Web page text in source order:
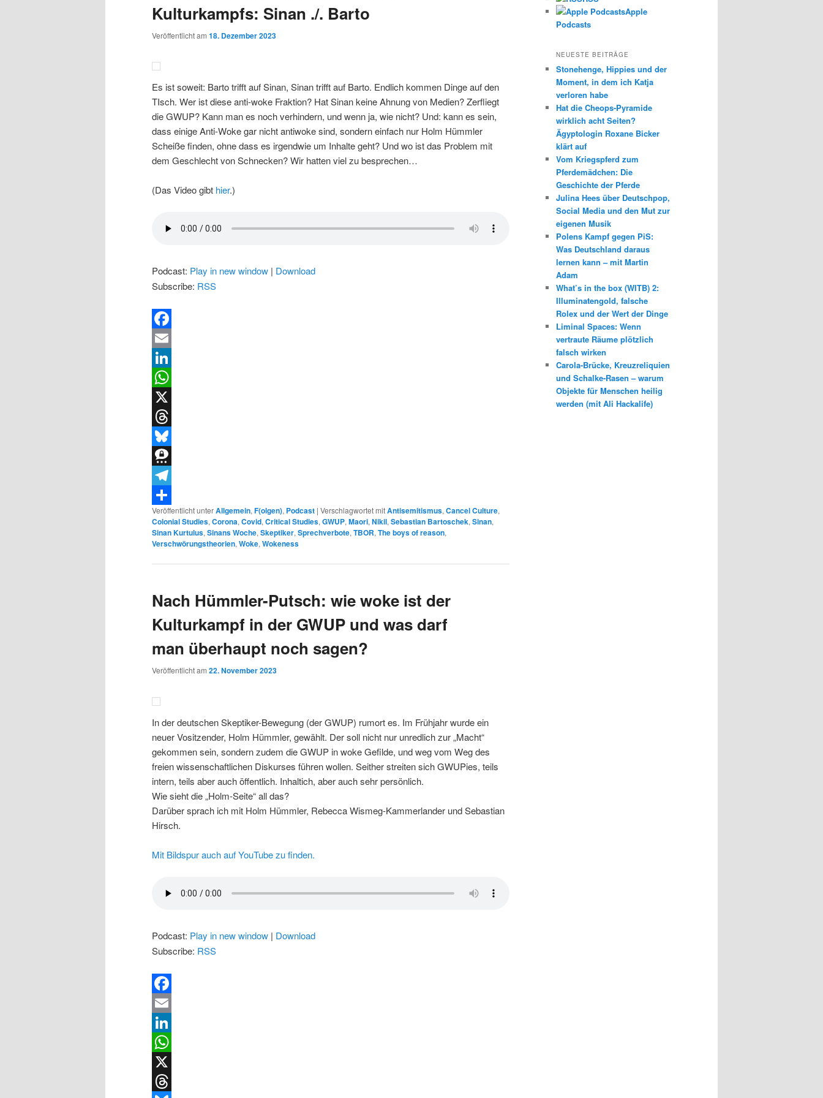
Kulturkampfs: Sinan ./. Barto
Veröffentlicht am 18. Dezember 2023
Es ist soweit: Barto trifft auf Sinan, Sinan trifft auf Barto. Endlich kommen Dinge auf den
TIsch. Wer ist diese anti-woke Fraktion? Hat Sinan keine Ahnung von Medien? Zerfliegt
die GWUP? Kann man es noch verhindern, und wenn ja, wie nicht? Und: kann es sein,
dass einige Anti-Woke gar nicht antiwoke sind, sondern einfach nur Holm Hümmler
Scheiße finden, ohne dass es irgendwie um Inhalte geht? Und wo ist das Problem mit
dem Geschlecht von Schnecken? Wir hatten viel zu besprechen…
(Das Video gibt hier.)
Podcast: Play in new window | Download
Subscribe: RSS
Facebook
Email
LinkedIn
WhatsApp
X
Threads
Bluesky
Threema
Telegram
Teilen
Veröffentlicht unterAllgemein, F(olgen), Podcast | Verschlagwortet mitAntisemitismus, Cancel Culture,
Colonial Studies, Corona, Covid, Critical Studies, GWUP, Maori, Nikil, Sebastian Bartoschek, Sinan,
Sinan Kurtulus, Sinans Woche, Skeptiker, Sprechverbote, TBOR, The boys of reason,
Verschwörungstheorien, Woke, Wokeness
Nach Hümmler-Putsch: wie woke ist der
Kulturkampf in der GWUP und was darf
man überhaupt noch sagen?
Veröffentlicht am 22. November 2023
In der deutschen Skeptiker-Bewegung (der GWUP) rumort es. Im Frühjahr wurde ein
neuer Vositzender, Holm Hümmler, gewählt. Der soll nicht nur unredlich zur „Macht“
gekommen sein, sondern zudem die GWUP in woke Gefilde, und weg vom Weg des
freien wissenschaftlichen Diskurses führen wollen. Seither streiten sich GWUPies, teils
intern, teils aber auch öffentlich. Inhaltich, aber auch sehr persönlich.
Wie sieht die „Holm-Seite“ all das?
Darüber sprach ich mit Holm Hümmler, Rebecca Wismeg-Kammerlander und Sebastian
Hirsch.
Mit Bildspur auch auf YouTube zu finden.
Podcast: Play in new window | Download
Subscribe: RSS
Facebook
Email
LinkedIn
WhatsApp
X
Apple
Podcasts
NEUESTE BEITRÄGE
Stonehenge, Hippies und der
Moment, in dem ich Katja
verloren habe
Hat die Cheops-Pyramide
wirklich acht Seiten?
Ägyptologin Roxane Bicker
klärt auf
Vom Kriegspferd zum
Pferdemädchen: Die
Geschichte der Pferde
Julina Hees über Deutschpop,
Social Media und den Mut zur
eigenen Musik
Polens Kampf gegen PiS:
Was Deutschland daraus
lernen kann – mit Martin
Adam
What’s in the box (WITB) 2:
Illuminatengold, falsche
Rolex und der Wert der Dinge
Liminal Spaces: Wenn
vertraute Räume plötzlich
falsch wirken
Carola-Brücke, Kreuzreliquien
und Schalke-Rasen – warum
Objekte für Menschen heilig
werden (mit Ali Hackalife)